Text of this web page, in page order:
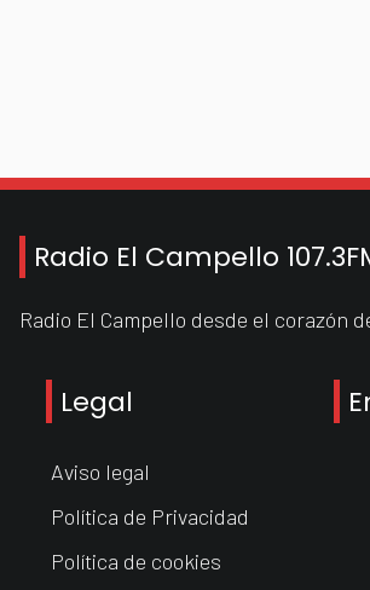
Radio El Campello
Radio El Campello desde el corazón
Legal
Aviso legal
Política de Privacidad
Política de cookies